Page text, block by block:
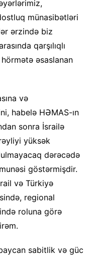
münasibətləri
ərzində biz
qarşılıqlı
əsaslanan
və
habelə HƏMAS-ın
sonra İsrailə
yüksək
dərəcədə
göstərmişdir.
və Türkiyə
regional
roluna görə
sabitlik və güc